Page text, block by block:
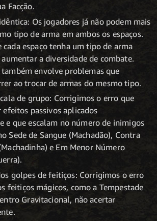
Facção.
Os jogadores já não podem mais
tipo de arma em ambos os espaços.
cada espaço tenha um tipo de arma
a diversidade de combate.
também envolve problemas que
ao trocar de armas do mesmo tipo.
de grupo: Corrigimos o erro que
efeitos passivos aplicados
e que escalam no número de inimigos
Sede de Sangue (Machadão), Contra
e Em Menor Número
golpes de feitiços: Corrigimos o erro
feitiços mágicos, como a Tempestade
Gravitacional, não acertar